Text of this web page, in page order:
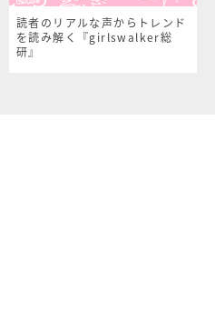
読者のリアルな声からトレンド
を読み解く『girlswalker総
研』